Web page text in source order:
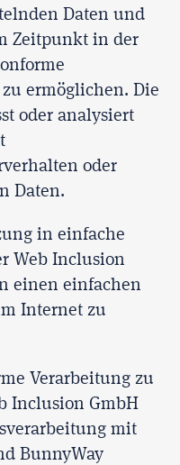
Daten und
Zeitpunkt in der
zu ermöglichen. Die
oder analysiert
oder
Daten.
in einfache
Web Inclusion
einen einfachen
Internet zu
Verarbeitung zu
Inclusion GmbH
mit
BunnyWay